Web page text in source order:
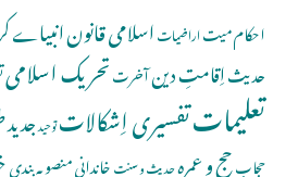
احکام میتاراضیاتاسلامی قانونانبیاے
حدیثاِقامتِ دینآخرتتحریک اسلامی
تعلیماتتفسیری اِشکالاتتوحید
حجابحج و عمرہحدیث و سنتخاندانی منصوبہ بندی